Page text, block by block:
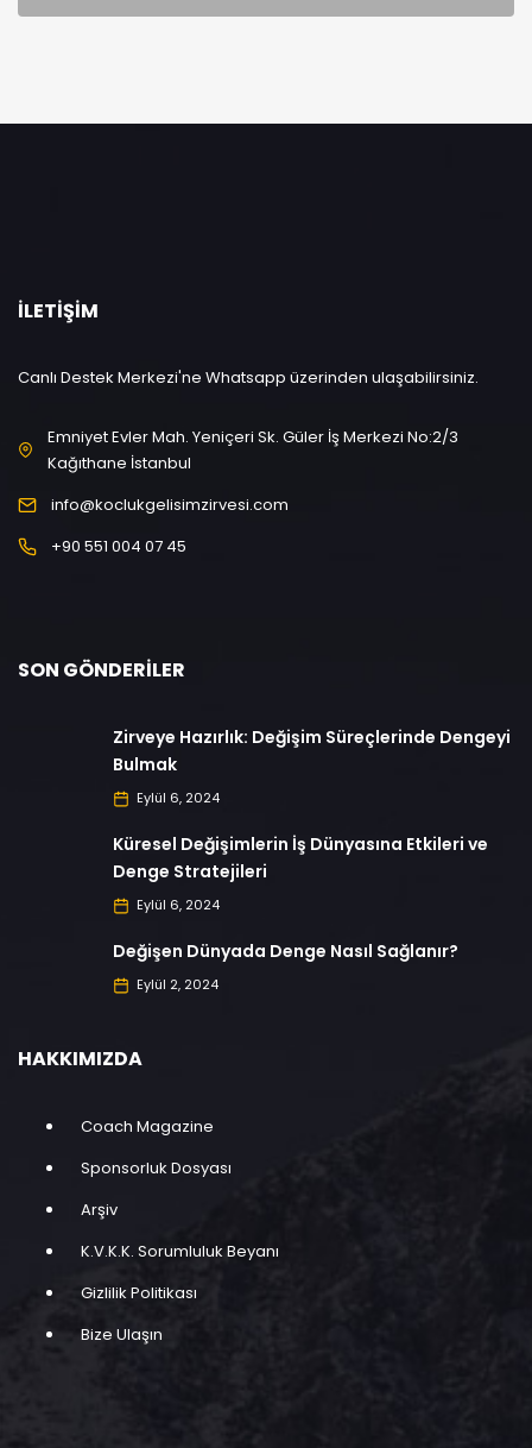
İLETIŞIM
Canlı Destek Merkezi'ne Whatsapp üzerinden ulaşabilirsiniz.
Emniyet Evler Mah. Yeniçeri Sk. Güler İş Merkezi No:2/3
Kağıthane İstanbul
info@koclukgelisimzirvesi.com
+90 551 004 07 45
SON GÖNDERILER
Zirveye Hazırlık: Değişim Süreçlerinde Dengeyi
Bulmak
Eylül 6, 2024
Küresel Değişimlerin İş Dünyasına Etkileri ve
Denge Stratejileri
Eylül 6, 2024
Değişen Dünyada Denge Nasıl Sağlanır?
Eylül 2, 2024
HAKKIMIZDA
Coach Magazine
Sponsorluk Dosyası
Arşiv
K.V.K.K. Sorumluluk Beyanı
Gizlilik Politikası
Bize Ulaşın